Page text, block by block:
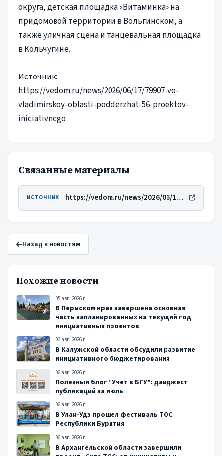
округа, детская площадка «Витаминка» на
придомовой территории в Вольгинском, а
также уличная сцена и танцевальная площадка
в Кольчугине.
Источник:
https://vedom.ru/news/2026/06/17/79907-vo-
vladimirskoy-oblasti-podderzhat-56-proektov-
iniciativnogo
Связанные материалы
ИСТОЧНИК https://vedom.ru/news/2026/06/17/79907-vo-vladimirskoy-oblasti-podderzhat-56-proektov-iniciativnogo
Назад к новостям
Похожие новости
05 авг. 2026 г.
В Пермском крае завершена основная
часть запланированных на текущий год
инициативных проектов
03 авг. 2026 г.
В Калужской области обсудили развитие
инициативного бюджетирования
06 авг. 2026 г.
Полезный блог "Учет в БГУ": дайджест
публикаций за июль
06 авг. 2026 г.
В Улан-Удэ прошел фестиваль ТОС
Республики Бурятия
06 авг. 2026 г.
В Архангельской области завершили